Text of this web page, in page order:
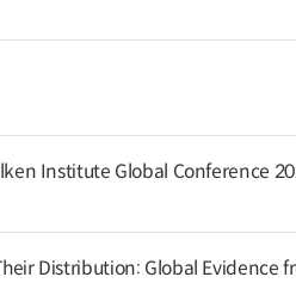
Institute Global Conference
Distribution: Global Evidence